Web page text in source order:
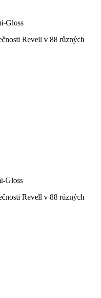
Gloss
Revell v 88 různých
Gloss
Revell v 88 různých